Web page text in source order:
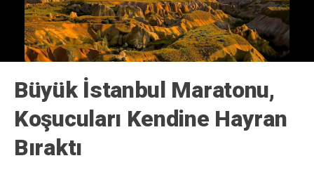
Video
Büyük İstanbul Maratonu,
Koşucuları Kendine Hayran
Bıraktı